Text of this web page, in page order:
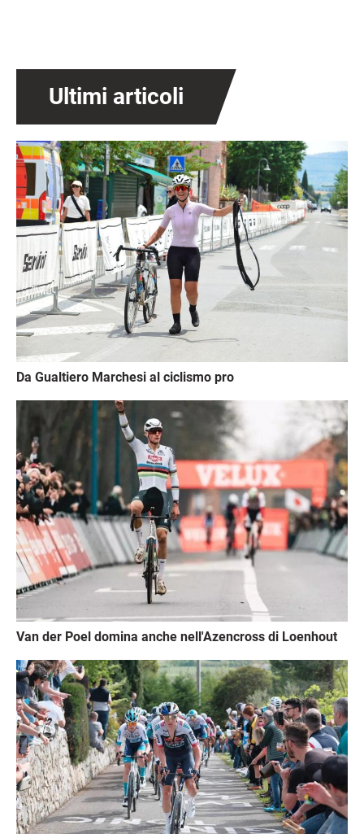
Ultimi articoli
Immagine
Da Gualtiero Marchesi al ciclismo pro
Van der Poel domina anche nell'Azencross di Loenhout
Immagine